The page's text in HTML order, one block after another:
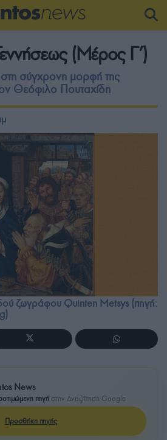
(Μέρος Γ’)
σύγχρονη μορφή της
Θεόφιλο Πουταχίδη
ζωγράφου Quinten Metsys (πηγή:
News
πηγή στην Αναζήτηση Google
Προσθήκη πηγής